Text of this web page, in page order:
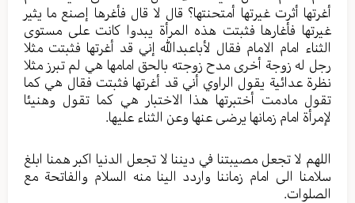
أغرتها أثرت غیرتها أمتحنتها؟ قال لا قال فأغرها إصنع ما یثیر
غیرتها فأغارها فثبتت هذه المرأة یبدوا کانت علی مستوی
الثناء امام الامام فقال لأباعبدالله إني قد أغرتها فثبتت مثلا
رجل له زوجة أخری مدح زوجته بالحق امامها هي لم تبرز مثلا
نظرة عدائیة یقول الراوي أني قد أغرتها فثبتت فقال هي کما
تقول مادمت أختبرتها هذا الاختبار هي کما تقول وهنیئا
لإمرأة امام زمانها یرضی عنها وعن الثناء علیها.
اللهم لا تجعل مصیبتنا في دیننا لا تجعل الدنیا اکبر همنا ابلغ
سلامنا الی امام زماننا واردد الینا منه السلام والفاتحة مع
الصلوات.